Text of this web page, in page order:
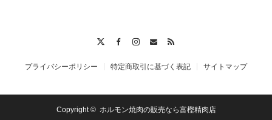
RSS
プライバシーポリシー 特定商取引に基づく表記 サイトマップ
Copyright © ホルモン焼肉の販売なら富樫精肉店